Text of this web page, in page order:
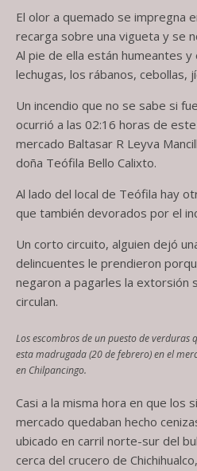
El olor a quemado se impregna
recarga sobre una vigueta y se
Al pie de ella están humeantes y
lechugas, los rábanos, cebollas,
Un incendio que no se sabe si
ocurrió a las 02:16 horas de
mercado Baltasar R Leyva
doña Teófila Bello Calixto.
Al lado del local de Teófila hay
que también devorados por el
Un corto circuito, alguien dejó
delincuentes le prendieron
negaron a pagarles la extorsión
circulan.
Los escombros de un puesto de verduras
esta madrugada (20 de febrero) en el
en Chilpancingo.
Casi a la misma hora en que los
mercado quedaban hecho
ubicado en carril norte-sur del
cerca del crucero de